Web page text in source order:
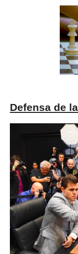
Defensa de